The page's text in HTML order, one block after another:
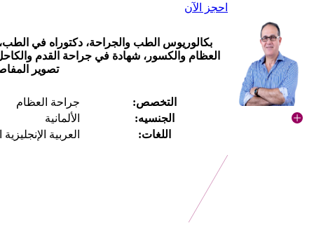
احجز الآن
بكالوريوس الطب والجراحة، دكتوراه في
العظام والكسور، شهادة في جراحة القدم
تصوير
التخصص:
جراحة العظام
الجنسيه:
الألمانية
اللغات:
العربية الإنجليزية